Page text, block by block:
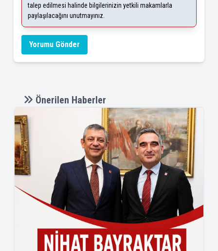
talep edilmesi halinde bilgilerinizin yetkili makamlarla
paylaşılacağını unutmayınız.
Yorumu Gönder
Önerilen Haberler